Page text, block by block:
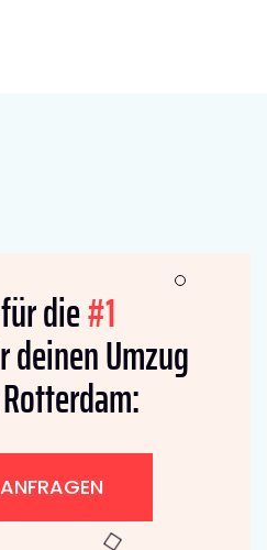
die#1
deinen Umzug